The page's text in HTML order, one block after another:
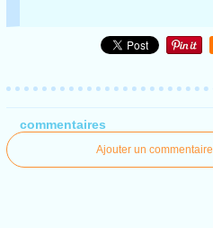
commentaires
Ajouter un commentaire